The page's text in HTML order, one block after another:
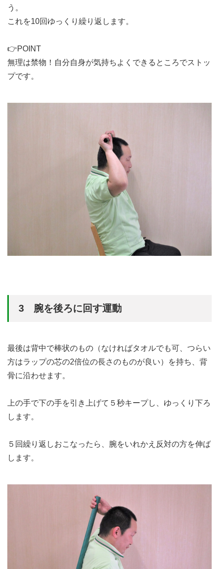
う。
これを10回ゆっくり繰り返します。
👉POINT
無理は禁物！自分自身が気持ちよくできるところでストッ
プです。
3 腕を後ろに回す運動
最後は背中で棒状のもの（なければタオルでも可、つらい
方はラップの芯の2倍位の長さのものが良い）を持ち、背
骨に沿わせます。
上の手で下の手を引き上げて５秒キープし、ゆっくり下ろ
します。
５回繰り返しおこなったら、腕をいれかえ反対の方を伸ば
します。